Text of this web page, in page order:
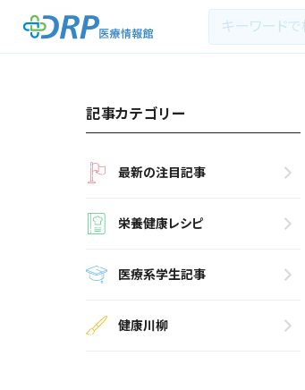
記事カテゴリー
最新の注目記事
栄養健康レシピ
医療系学生記事
健康川柳